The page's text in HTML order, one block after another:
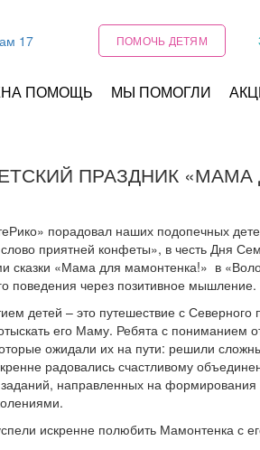
ПОМОЧЬ ДЕТЯМ
ПОМОЩЬ МЫ ПОМОГЛИ
ПРАЗДНИК «МАМА
порадовал наших
приятней конфеты», в честь Дня
сказки «Мама для мамонтенка!» в
поведения через позитивное мышление.
детей – это путешествие с
его Маму. Ребята с
ожидали их на пути: решили
радовались счастливому
направленных на
искренне полюбить Мамонтенка с